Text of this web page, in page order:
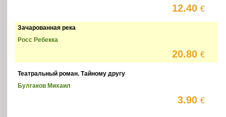
12.40€
Зачарованная река
Росс Ребекка
20.80€
Театральный роман. Тайному другу
Булгаков Михаил
3.90€